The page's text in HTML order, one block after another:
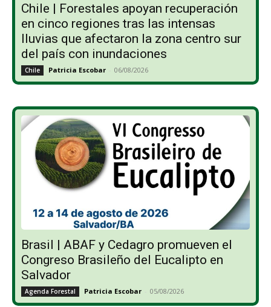
Chile | Forestales apoyan recuperación
en cinco regiones tras las intensas
lluvias que afectaron la zona centro sur
del país con inundaciones
Chile Patricia Escobar - 06/08/2026
Brasil | ABAF y Cedagro promueven el
Congreso Brasileño del Eucalipto en
Salvador
Agenda Forestal Patricia Escobar - 05/08/2026